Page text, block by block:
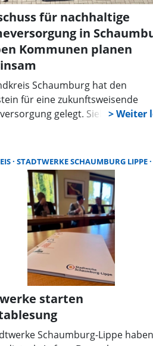
für nachhaltige
in
Kommunen planen
Schaumburg hat den
für eine zukunftsweisende
gelegt. Sieben
Lindhorst und
starten mit der
Die Bietergemeinschaft
GmbH und der ENEKA GmbH
Rahmenvertrag für dieses
Projekt.
STADTWERKE SCHAUMBURG LIPPE
starten
Schaumburg-Lippe haben